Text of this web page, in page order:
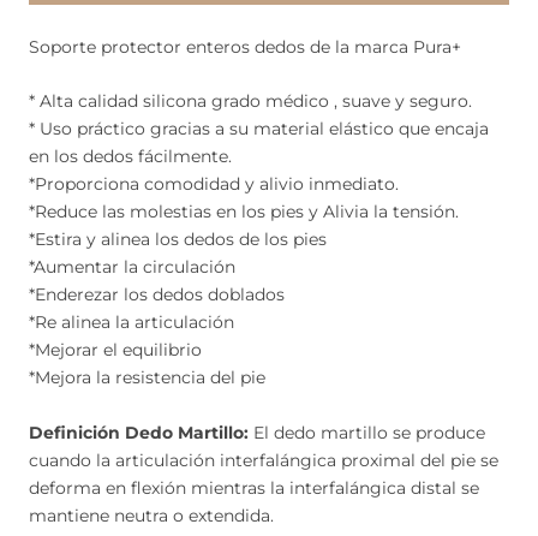
Soporte protector enteros dedos de la marca Pura+
* Alta calidad silicona grado médico , suave y seguro.
* Uso práctico gracias a su material elástico que encaja
en los dedos fácilmente.
*Proporciona comodidad y alivio inmediato.
*Reduce las molestias en los pies y Alivia la tensión.
*Estira y alinea los dedos de los pies
*Aumentar la circulación
*Enderezar los dedos doblados
*Re alinea la articulación
*Mejorar el equilibrio
*Mejora la resistencia del pie
Definición Dedo Martillo: El dedo martillo se produce
cuando la articulación interfalángica proximal del pie se
deforma en flexión mientras la interfalángica distal se
mantiene neutra o extendida.